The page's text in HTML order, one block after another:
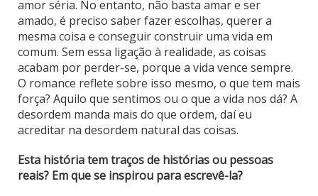
amor séria. No entanto, não basta amar e ser
amado, é preciso saber fazer escolhas, querer a
mesma coisa e conseguir construir uma vida em
comum. Sem essa ligação à realidade, as coisas
acabam por perder-se, porque a vida vence sempre.
O romance reflete sobre isso mesmo, o que tem mais
força? Aquilo que sentimos ou o que a vida nos dá? A
desordem manda mais do que ordem, daí eu
acreditar na desordem natural das coisas.
Esta história tem traços de histórias ou pessoas
reais? Em que se inspirou para escrevê-la?